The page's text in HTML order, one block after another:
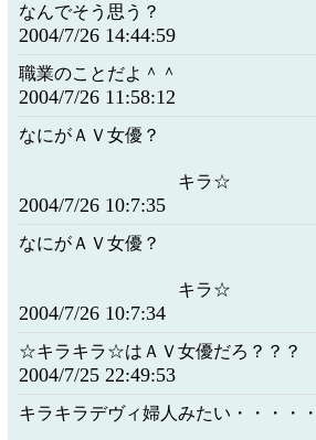
なんでそう思う？
2004/7/26 14:44:59
職業のことだよ＾＾
2004/7/26 11:58:12
なにがＡＶ女優？
キラ☆
2004/7/26 10:7:35
なにがＡＶ女優？
キラ☆
2004/7/26 10:7:34
☆キラキラ☆はＡＶ女優だろ？？
2004/7/25 22:49:53
キラキラデヴィ婦人みたい・・・・・